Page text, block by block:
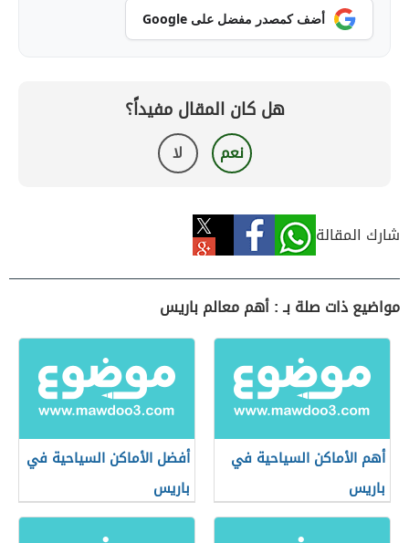
أضف كمصدر مفضل على Google
هل كان المقال مفيداً؟
نعم لا
شارك المقالة
مواضيع ذات صلة بـ : أهم معالم باريس
أهم الأماكن السياحية في
باريس
أفضل الأماكن السياحية في
باريس